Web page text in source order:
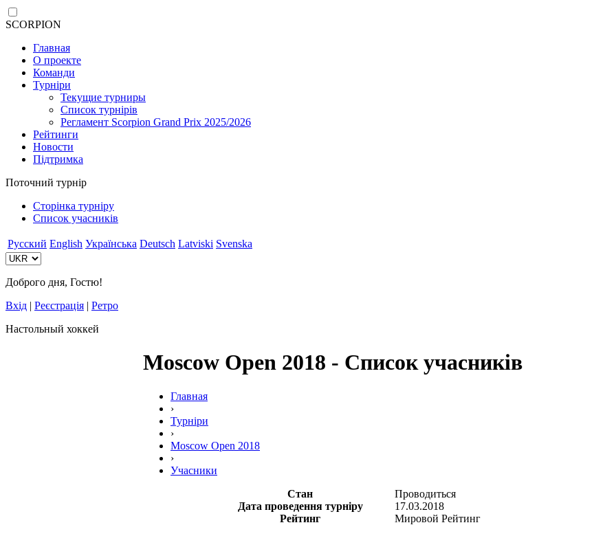
SCORPION
Главная
О проекте
Команди
Турніри
Текущие турниры
Список турнірів
Регламент Scorpion Grand Prix 2025/2026
Рейтинги
Новости
Підтримка
Поточний турнір
Сторінка турніру
Список учасників
Русский English Українська Deutsch Latviski Svenska
Доброго дня, Гостю!
Вхід | Реєстрація | Ретро
Настольный хоккей
Moscow Open 2018 - Список учасників
Главная
›
Турніри
›
Moscow Open 2018
›
Учасники
Стан
Проводиться
Дата проведення турніру
17.03.2018
Рейтинг
Мировой Рейтинг